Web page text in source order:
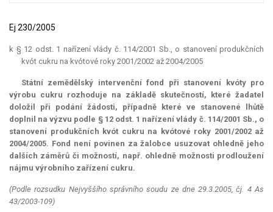
Ej 230/2005
k § 12 odst. 1 nařízení vlády č. 114/2001 Sb., o stanovení produkčních
kvót cukru na kvótové roky 2001/2002 až 2004/2005
Státní zemědělský intervenční fond při stanovení kvóty pro
výrobu cukru rozhoduje na základě skutečností, které žadatel
doložil při podání žádosti, případně které ve stanovené lhůtě
doplnil na výzvu podle § 12 odst. 1 nařízení vlády č. 114/2001 Sb., o
stanovení produkčních kvót cukru na kvótové roky 2001/2002 až
2004/2005. Fond není povinen za žalobce usuzovat ohledně jeho
dalších záměrů či možností, např. ohledně možnosti prodloužení
nájmu výrobního zařízení cukru.
(Podle rozsudku Nejvyššího správního soudu ze dne 29.3.2005, čj. 4 As
43/2003-109)